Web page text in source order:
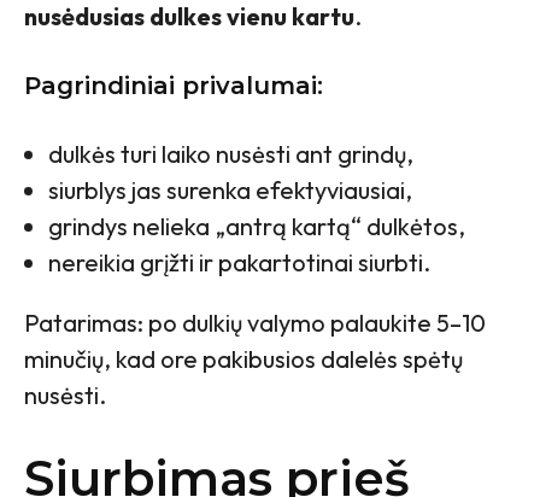
nusėdusias dulkes vienu kartu.
Pagrindiniai privalumai:
dulkės turi laiko nusėsti ant grindų,
siurblys jas surenka efektyviausiai,
grindys nelieka „antrą kartą“ dulkėtos,
nereikia grįžti ir pakartotinai siurbti.
Patarimas: po dulkių valymo palaukite 5–10
minučių, kad ore pakibusios dalelės spėtų
nusėsti.
Siurbimas prieš